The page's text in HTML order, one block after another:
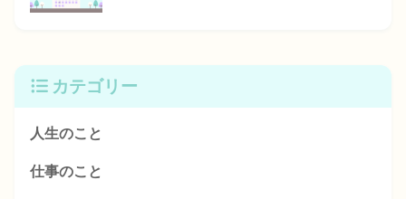
カテゴリー
人生のこと
仕事のこと